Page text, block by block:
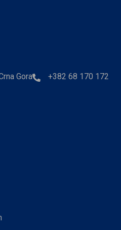
Gora +382 68 170 172